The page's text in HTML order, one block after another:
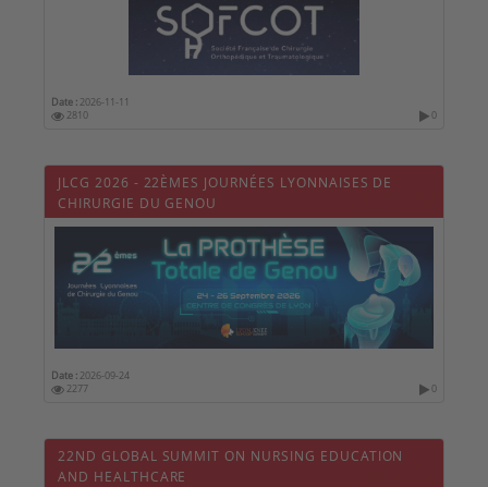
Date : 2026-11-11
2810
0
JLCG 2026 - 22ÈMES JOURNÉES LYONNAISES DE
CHIRURGIE DU GENOU
Date : 2026-09-24
2277
0
22ND GLOBAL SUMMIT ON NURSING EDUCATION
AND HEALTHCARE